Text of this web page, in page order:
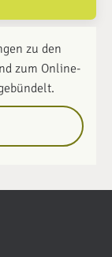
zu den
zum Online-